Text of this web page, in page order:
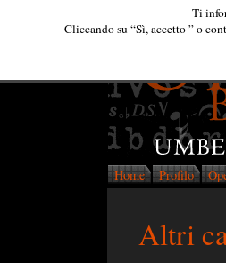
Ti
Cliccando su “Sì, accetto ” o
Home Profilo
Altri